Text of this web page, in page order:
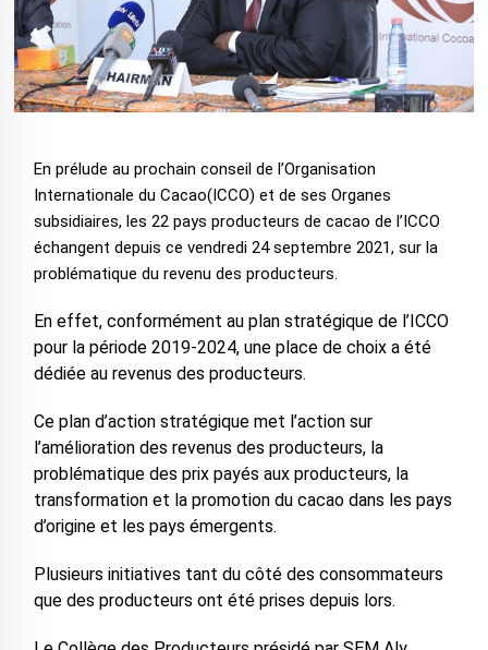
En prélude au prochain conseil de l’Organisation
Internationale du Cacao(ICCO) et de ses Organes
subsidiaires, les 22 pays producteurs de cacao de l’ICCO
échangent depuis ce vendredi 24 septembre 2021, sur la
problématique du revenu des producteurs.
En effet, conformément au plan stratégique de l’ICCO
pour la période 2019-2024, une place de choix a été
dédiée au revenus des producteurs.
Ce plan d’action stratégique met l’action sur
l’amélioration des revenus des producteurs, la
problématique des prix payés aux producteurs, la
transformation et la promotion du cacao dans les pays
d’origine et les pays émergents.
Plusieurs initiatives tant du côté des consommateurs
que des producteurs ont été prises depuis lors.